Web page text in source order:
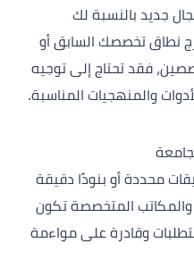
جديد بالنسبة لك
نطاق تخصصك السابق أو
فقد تحتاج إلى توجيه
والمنهجيات المناسبة.
محددة أو بنودًا دقيقة
المتخصصة تكون
وقادرة على مواءمة